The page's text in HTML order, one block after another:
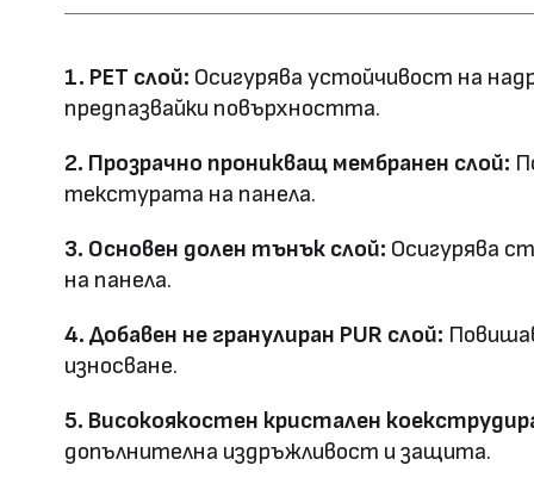
Дебелина: 5/8
технология
Матова PETG
Оценка за
ефективност
Клас на горимост
Предимства водоустойчив &
1. PET слой: Осигурява устойчивост на
предпазвайки повърхността.
2. Прозрачно проникващ мембранен слой:
текстурата на панела.
3. Основен долен тънък слой: Осигурява
на панела.
4. Добавен не гранулиран PUR слой:
износване.
5. Високоякостен кристален
допълнителна издръжливост и защита.